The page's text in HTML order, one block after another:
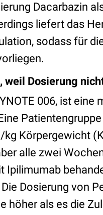
Dacarbazin
liefert das
sodass für
weil Dosierung
006, ist
Körpergewicht
alle zwei
Ipilimumab
Dosierung von
höher als es die